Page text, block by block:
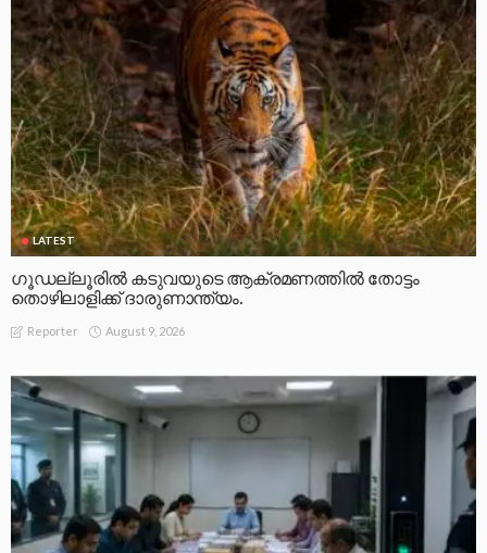
LATEST
ഗൂഡല്ലൂരിൽ കടുവയുടെ ആക്രമണത്തിൽ തോട്ടം
തൊഴിലാളിക്ക് ദാരുണാന്ത്യം.
Reporter August 9, 2026